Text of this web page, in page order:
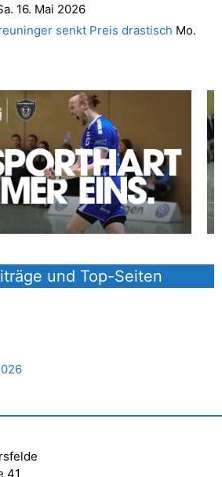
16. Mai 2026
senkt Preis drastisch Mo.
und Top-Seiten
41